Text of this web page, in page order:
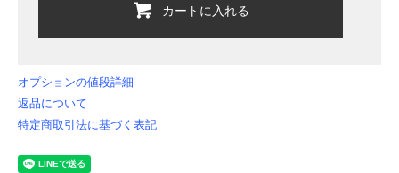
カートに入れる
オプションの値段詳細
返品について
特定商取引法に基づく表記